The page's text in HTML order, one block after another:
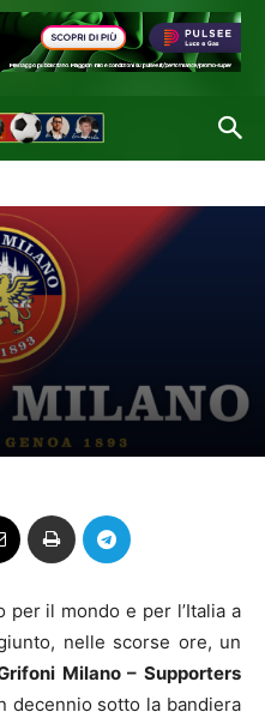
il mondo e per l’Italia a
nelle scorse ore, un
Milano – Supporters
decennio sotto la bandiera